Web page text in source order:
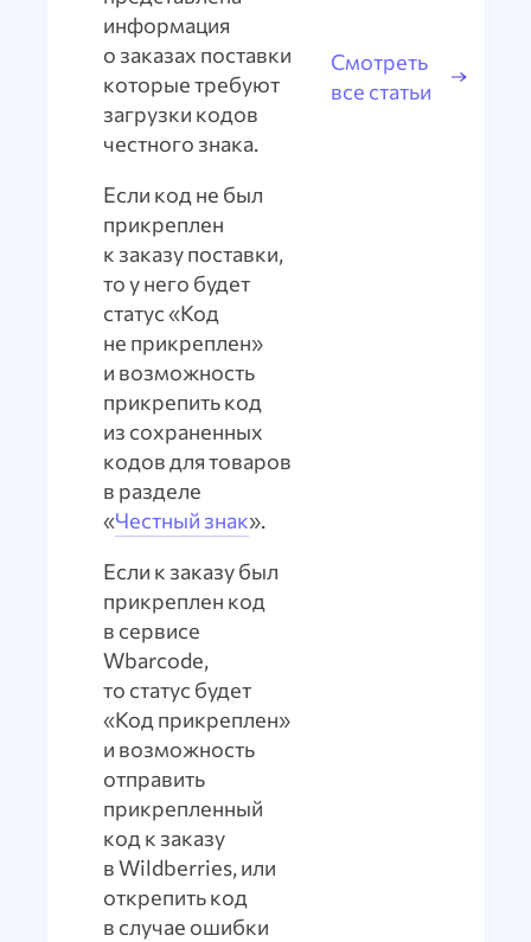
информация
о заказах поставки
которые требуют
загрузки кодов
честного знака.
Если код не был
прикреплен
к заказу поставки,
то у него будет
статус «Код
не прикреплен»
и возможность
прикрепить код
из сохраненных
кодов для товаров
в разделе
«Честный знак».
Если к заказу был
прикреплен код
в сервисе
Wbarcode,
то статус будет
«Код прикреплен»
и возможность
отправить
прикрепленный
код к заказу
в Wildberries, или
открепить код
в случае ошибки
Смотреть
все статьи